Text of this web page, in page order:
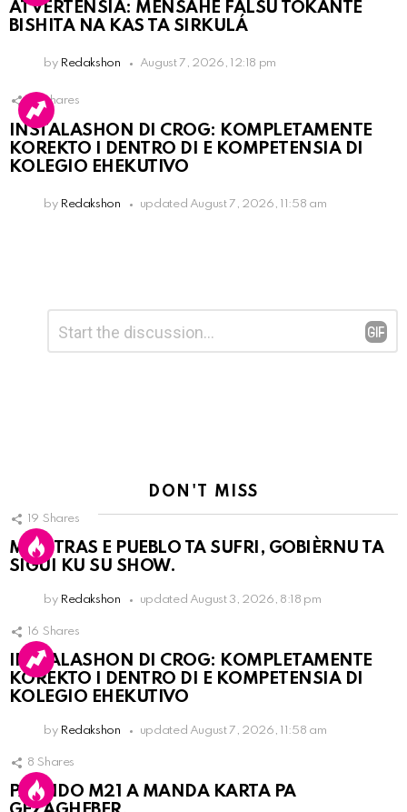
ATVERTENSIA: MENSAHE FALSU TOKANTE
BISHITA NA KAS TA SIRKULÁ
by Redakshon August 7, 2026, 12:18 pm
16 Shares
INSTALASHON DI CROG: KOMPLETAMENTE
KOREKTO I DENTRO DI E KOMPETENSIA DI
KOLEGIO EHEKUTIVO
by Redakshon updated August 7, 2026, 11:58 am
Reply
DON'T MISS
19 Shares
MIENTRAS E PUEBLO TA SUFRI, GOBIÈRNU TA
SIGUI KU SU SHOW.
by Redakshon updated August 3, 2026, 8:18 pm
16 Shares
INSTALASHON DI CROG: KOMPLETAMENTE
KOREKTO I DENTRO DI E KOMPETENSIA DI
KOLEGIO EHEKUTIVO
by Redakshon updated August 7, 2026, 11:58 am
8 Shares
PARTIDO M21 A MANDA KARTA PA